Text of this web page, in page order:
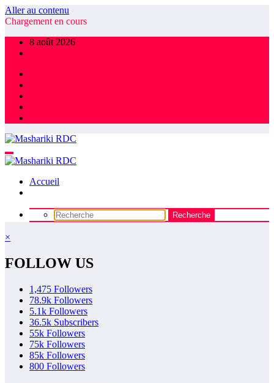
Aller au contenu
Chargement en cours
8 août 2026
Accueil
×
FOLLOW US
1,475 Followers
78.9k Followers
5.1k Followers
36.5k Subscribers
55k Followers
75k Followers
85k Followers
800 Followers